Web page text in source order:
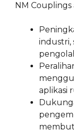
NM Couplings
industri,
aplikasi